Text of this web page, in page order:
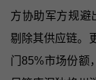
方协助军方规避
剔除其供应链。
门85%市场份额